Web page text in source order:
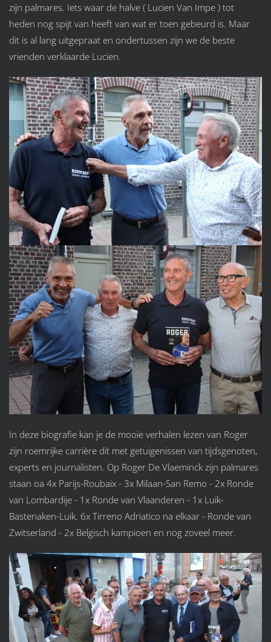
zijn palmares. Iets waar de halve ( Lucien Van Impe ) tot
heden nog spijt van heeft van wat er toen gebeurd is. Maar
dit is al lang uitgepraat en ondertussen zijn we de beste
vrienden verklaarde Lucien.
In deze biografie kan je de mooie verhalen lezen van Roger
zijn roemrijke carrière dit met getuigenissen van tijdsgenoten,
experts en journalisten. Op Roger De Vlaeminck zijn palmares
staan oa 4x Parijs-Roubaix - 3x Milaan-San Remo - 2x Ronde
van Lombardije - 1x Ronde van Vlaanderen - 1x Luik-
Bastenaken-Luik. 6x Tirreno Adriatico na elkaar - Ronde van
Zwitserland - 2x Belgisch kampioen en nog zoveel meer.